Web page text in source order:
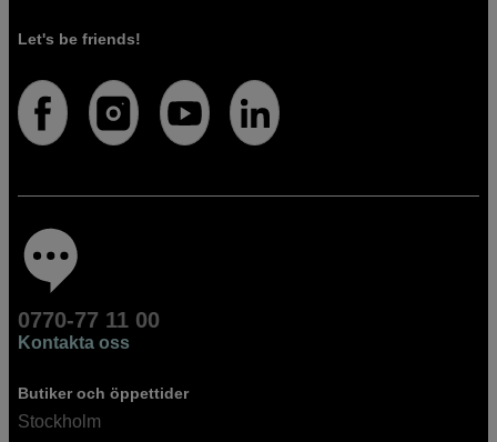
Let's be friends!
0770-77 11 00
Kontakta oss
Butiker och öppettider
Stockholm